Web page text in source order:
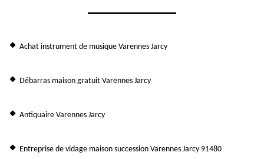
Achat instrument de musique Varennes Jarcy
Débarras maison gratuit Varennes Jarcy
Antiquaire Varennes Jarcy
Entreprise de vidage maison succession Varennes Jarcy 91480